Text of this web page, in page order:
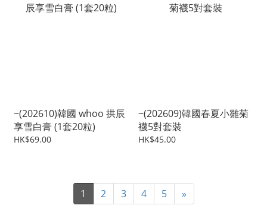
~(202610)韓國 whoo 拱辰
享雪白膏 (1套20粒)
HK$69.00
~(202609)韓國春夏小雛菊
襪5對套裝
HK$45.00
1 2 3 4 5 »